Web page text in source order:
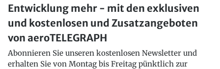
Entwicklung mehr - mit den exklusiven
und kostenlosen und Zusatzangeboten
von aeroTELEGRAPH
Abonnieren Sie unseren kostenlosen Newsletter und
erhalten Sie von Montag bis Freitag pünktlich zur